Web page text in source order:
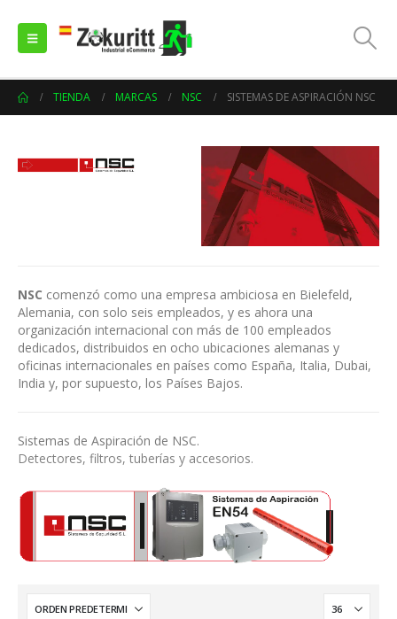
TIENDA MARCAS NSC SISTEMAS DE ASPIRACIÓN NSC
NSC comenzó como una empresa ambiciosa en Bielefeld,
Alemania, con solo seis empleados, y es ahora una
organización internacional con más de 100 empleados
dedicados, distribuidos en ocho ubicaciones alemanas y
oficinas internacionales en países como España, Italia, Dubai,
India y, por supuesto, los Países Bajos.
Sistemas de Aspiración de NSC.
Detectores, filtros, tuberías y accesorios.